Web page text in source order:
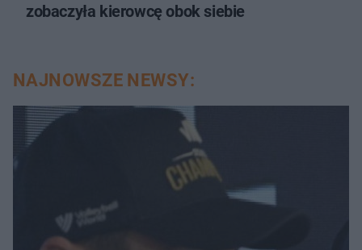
zobaczyła kierowcę obok siebie
NAJNOWSZE NEWSY: